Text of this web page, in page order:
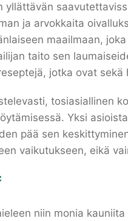
ja arvokkaita
maailmaan,
taito sen
jotka ovat
tosiasiallinen
Yksi
pää sen
vaikutukseen, eikä
niin monia